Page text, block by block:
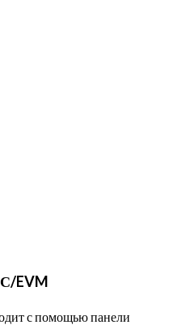
EVM
с помощью панели